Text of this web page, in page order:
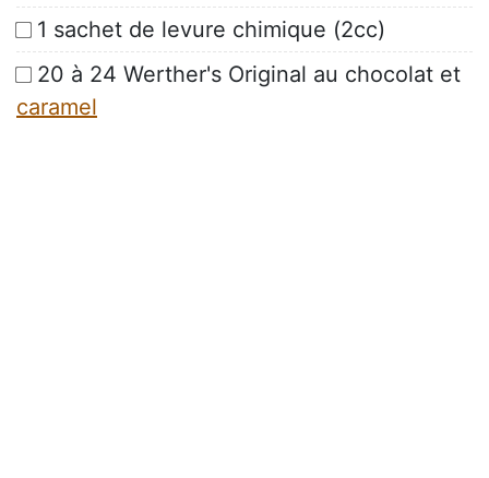
1 sachet de levure chimique (2cc)
20 à 24 Werther's Original au chocolat et
caramel